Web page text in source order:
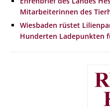
Mitarbeiterinnen des
Wiesbaden rüstet
Hunderten Ladepunkten